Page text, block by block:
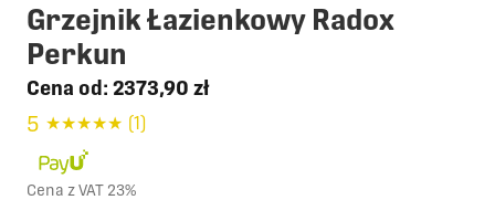
Grzejnik Łazienkowy Radox
Perkun
Cena od: 2373,90 zł
5 ★★★★★ (1)
Cena z VAT 23%